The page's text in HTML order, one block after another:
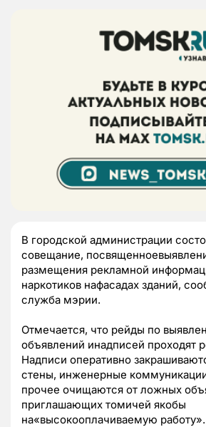
В городской администрации
совещание,
размещения рекламной
наркотиков нафасадах зданий,
служба мэрии.
Отмечается, что рейды по
объявлений инадписей проходят
Надписи оперативно
стены, инженерные
прочее очищаются от ложных
приглашающих томичей якобы
на«высокооплачиваемую работу».